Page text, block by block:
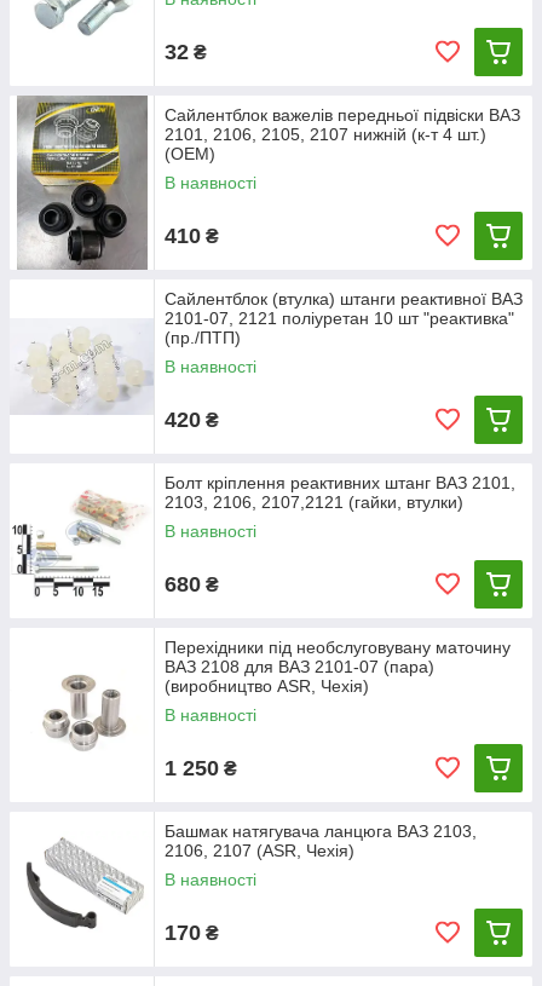
(вкладиш) верхньої опори; 11 ― верхній важіль; 12 ― буфер
ходу стиснення; 13 ― ізолююча прокладка пружини; 14 ―
амортизатор; 15 ― подушка кріплення амортизатора; 16 ―
зовнішня втулка шарніра; 19 ― регулювальні шайби; 20 ―
поперечка підвіски; 21 ― подушка штанги стабілізатора; 22 ―
штанга стабілізатора поперечної стійкості; 23 ― вісь
нижнього важеля; 24 ― нижній важіль; 25 ― обойма
кріплення штанги стабілізатора; 26 ― пружина; 27 ― гумова
втулка опори амортизатора; 28 ― нижня опорна чашка
пружини;29 ― поворотний кулак; 30 ― вкладиш обойми
нижнього кульового пальця; 31 ― нижній підшипник опори;
32 - нижній кульовий палець.
Технічне обслуговування.
При кожному технічному обслуговуванні перевіряємо стан
важелів та їх гумометалевих шарнірів, поперечки, пружин,
захисних чохлів кульових шарнірів і амортизаторів. Виявивши
деформації, тріщини, люфти і інші пошкодження, замінюємо
32 ₴
Сайлентблок важелів передньої підвіски ВАЗ
2101, 2106, 2105, 2107 нижній (к-т 4 шт.)
(OEM)
В наявності
410 ₴
Сайлентблок (втулка) штанги реактивної ВАЗ
2101-07, 2121 поліуретан 10 шт "реактивка"
(пр./ПТП)
В наявності
420 ₴
Болт кріплення реактивних штанг ВАЗ 2101,
2103, 2106, 2107,2121 (гайки, втулки)
В наявності
680 ₴
Перехідники під необслуговувану маточину
ВАЗ 2108 для ВАЗ 2101-07 (пара)
(виробництво ASR, Чехія)
В наявності
1 250 ₴
Башмак натягувача ланцюга ВАЗ 2103,
2106, 2107 (ASR, Чехія)
В наявності
170 ₴